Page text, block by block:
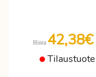
Hinta 42,38€
Tilaustuote